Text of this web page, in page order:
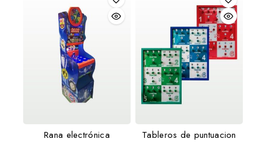
Rana electrónica Tableros de puntuacion